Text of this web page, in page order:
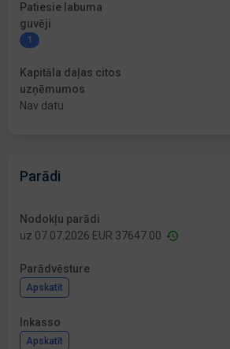
Patiesie labuma
guvēji
1
Kapitāla daļas citos
uzņēmumos
Nav datu
Parādi
Nodokļu parādi
uz 07.07.2026 EUR 37647.00
Parādvēsture
Apskatīt
Inkasso
Apskatīt